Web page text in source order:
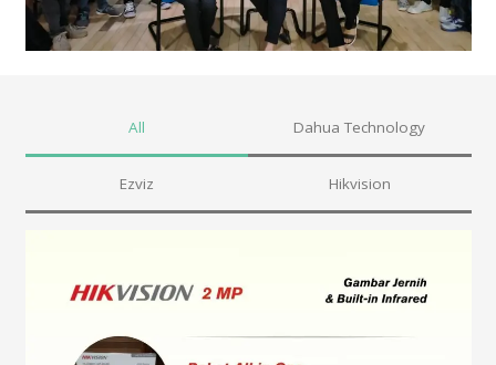
All Dahua Technology
Ezviz Hikvision